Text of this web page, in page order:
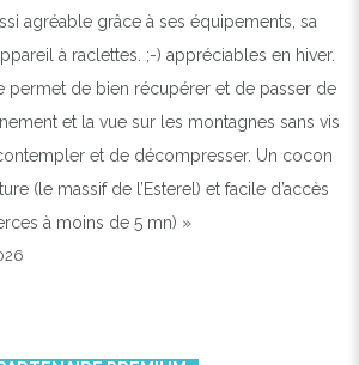
agréable grâce à ses équipements, sa
à raclettes. ;-) appréciables en hiver.
permet de bien récupérer et de passer de
et la vue sur les montagnes sans vis
et de décompresser. Un cocon
(le massif de l’Esterel) et facile d’accès
à moins de 5 mn) »